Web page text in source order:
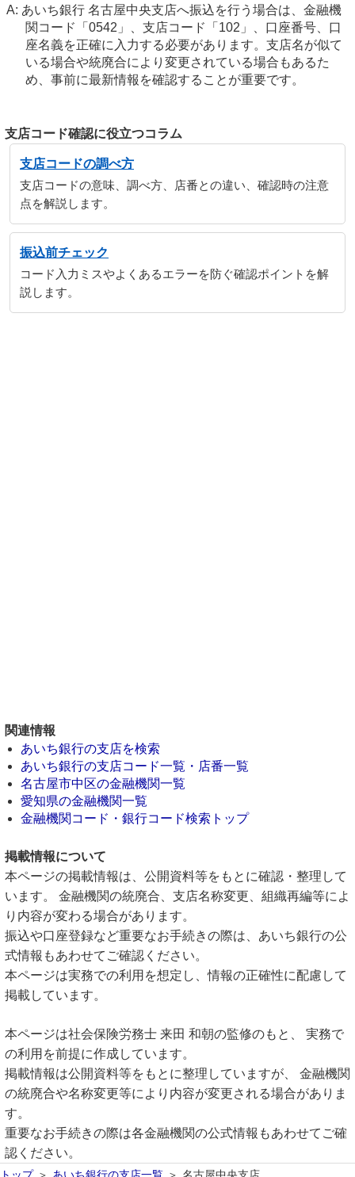
あいち銀行 名古屋中央支店へ振込を行う場合は、金融機
関コード「0542」、支店コード「102」、口座番号、口
座名義を正確に入力する必要があります。支店名が似て
いる場合や統廃合により変更されている場合もあるた
め、事前に最新情報を確認することが重要です。
支店コード確認に役立つコラム
支店コードの調べ方
支店コードの意味、調べ方、店番との違い、確認時の注意
点を解説します。
振込前チェック
コード入力ミスやよくあるエラーを防ぐ確認ポイントを解
説します。
関連情報
あいち銀行の支店を検索
あいち銀行の支店コード一覧・店番一覧
名古屋市中区の金融機関一覧
愛知県の金融機関一覧
金融機関コード・銀行コード検索トップ
掲載情報について
本ページの掲載情報は、公開資料等をもとに確認・整理して
います。 金融機関の統廃合、支店名称変更、組織再編等によ
り内容が変わる場合があります。
振込や口座登録など重要なお手続きの際は、あいち銀行の公
式情報もあわせてご確認ください。
本ページは実務での利用を想定し、情報の正確性に配慮して
掲載しています。
本ページは社会保険労務士 来田 和朝の監修のもと、 実務で
の利用を前提に作成しています。
掲載情報は公開資料等をもとに整理していますが、 金融機関
の統廃合や名称変更等により内容が変更される場合がありま
す。
重要なお手続きの際は各金融機関の公式情報もあわせてご確
認ください。